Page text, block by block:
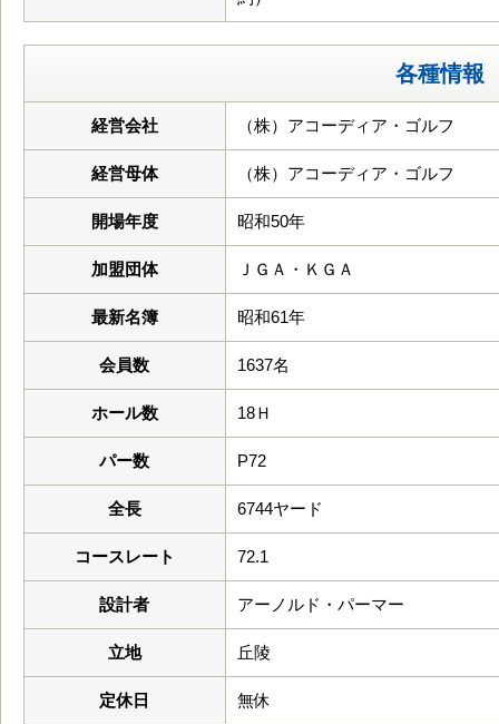
各種情報
経営会社 （株）アコーディア・ゴルフ
経営母体 （株）アコーディア・ゴルフ
開場年度 昭和50年
加盟団体 ＪＧＡ・ＫＧＡ
最新名簿 昭和61年
会員数 1637名
ホール数 18Ｈ
パー数 P72
全長 6744ヤード
コースレート 72.1
設計者 アーノルド・パーマー
立地 丘陵
定休日 無休